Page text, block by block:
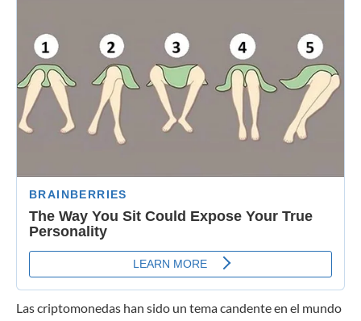
Las criptomonedas han sido un tema candente en el mundo